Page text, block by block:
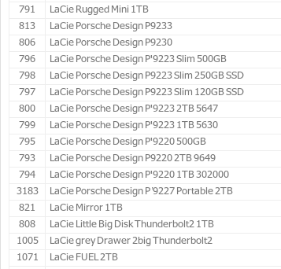
791
LaCie Rugged Mini 1TB‎
813
LaCie Porsche Design P9233 ‎
806
LaCie Porsche Design P9230 ‎
796
LaCie Porsche Design P'9223 Slim 500GB ‎
798
LaCie Porsche Design P9223 Slim 250GB SSD
797
LaCie Porsche Design P9223 Slim 120GB SSD
800
LaCie Porsche Design P'9223 2TB ‎5647
799
LaCie Porsche Design P'9223 1TB‎ 5630
795
LaCie Porsche Design P'9220 500GB ‎
793
LaCie Porsche Design P9220 2TB ‎9649
794
LaCie Porsche Design P'9220 1TB 302000
3183
LaCie Porsche Design P’9227 Portable 2TB
821
LaCie Mirror 1TB
808
LaCie Little Big Disk Thunderbolt2 1TB
1005
LaCie grey Drawer 2big Thunderbolt2
1071
LaCie FUEL 2TB